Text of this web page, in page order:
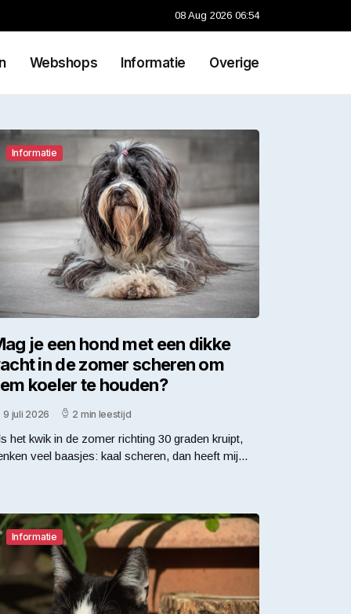
08 Aug 2026 06:54
Webshops Informatie Overige
Informatie
je een hond met een dikke
in de zomer scheren om
koeler te houden?
9 juli 2026 2 min leestijd
het kwik in de zomer richting 30 graden kruipt,
veel baasjes: kaal scheren, dan heeft mij...
Informatie